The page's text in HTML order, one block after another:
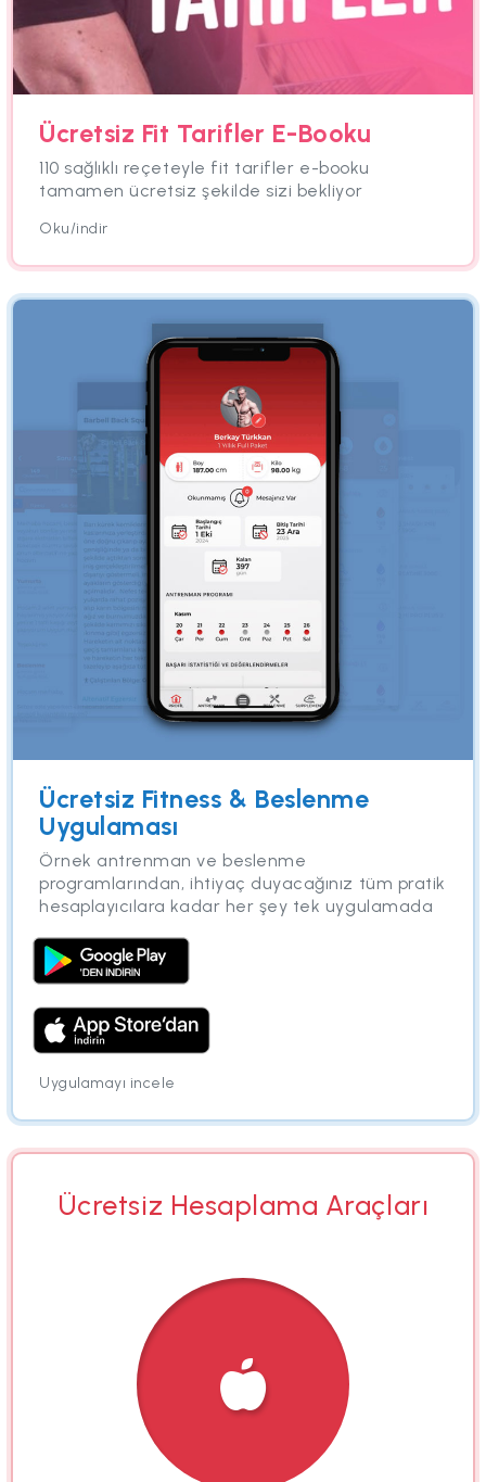
Ücretsiz Fit Tarifler E-Booku
110 sağlıklı reçeteyle fit tarifler e-booku
tamamen ücretsiz şekilde sizi bekliyor
Oku/indir
Ücretsiz Fitness & Beslenme
Uygulaması
Örnek antrenman ve beslenme
programlarından, ihtiyaç duyacağınız tüm pratik
hesaplayıcılara kadar her şey tek uygulamada
Uygulamayı incele
Ücretsiz Hesaplama Araçları